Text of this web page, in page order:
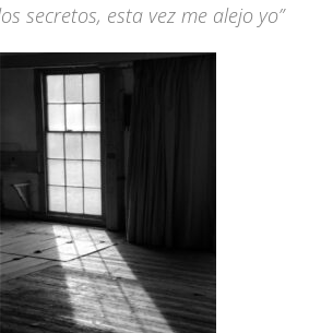
secretos, esta vez me alejo yo”